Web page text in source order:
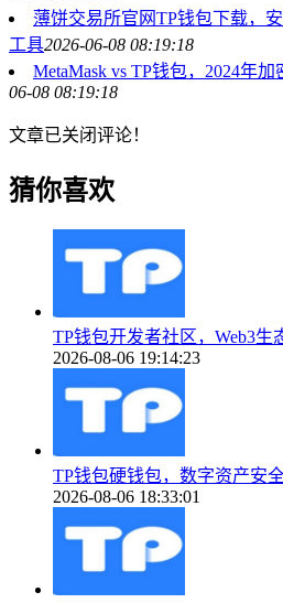
薄饼交易所官网TP钱包下载，
工具2026-06-08 08:19:18
MetaMask vs TP钱包，2024年加
06-08 08:19:18
文章已关闭评论！
猜你喜欢
TP钱包开发者社区，Web3生
2026-08-06 19:14:23
TP钱包硬钱包，数字资产安
2026-08-06 18:33:01